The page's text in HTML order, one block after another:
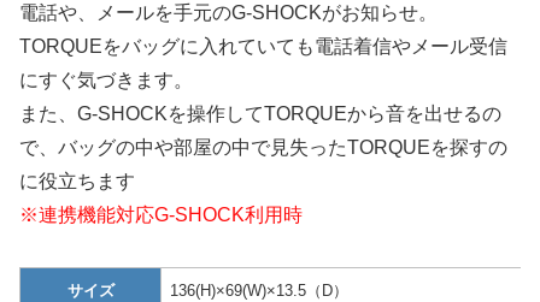
電話や、メールを手元のG-SHOCKがお知らせ。
TORQUEをバッグに入れていても電話着信やメール受信
にすぐ気づきます。
また、G-SHOCKを操作してTORQUEから音を出せるの
で、バッグの中や部屋の中で見失ったTORQUEを探すの
に役立ちます
※連携機能対応G-SHOCK利用時
サイズ 136(H)×69(W)×13.5（D）